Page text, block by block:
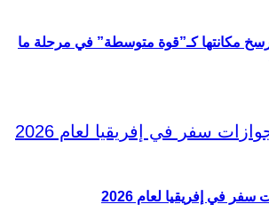
مكانتها كـ”قوة متوسطة” في مرحلة ما